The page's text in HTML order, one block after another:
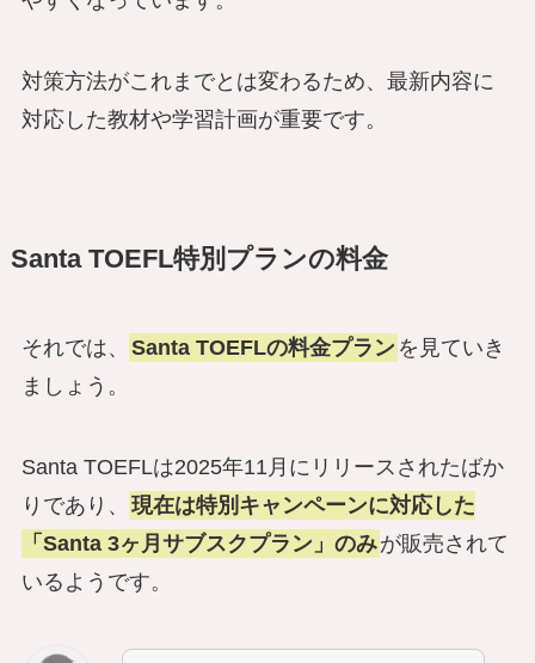
対策方法がこれまでとは変わるため、最新内容に
対応した教材や学習計画が重要です。
Santa TOEFL特別プランの料金
それでは、 Santa TOEFLの料金プラン を見ていき
ましょう。
Santa TOEFLは2025年11月にリリースされたばか
りであり、
現在は特別キャンペーンに対応した
「Santa 3ヶ月サブスクプラン」のみが販売されて
いるようです。